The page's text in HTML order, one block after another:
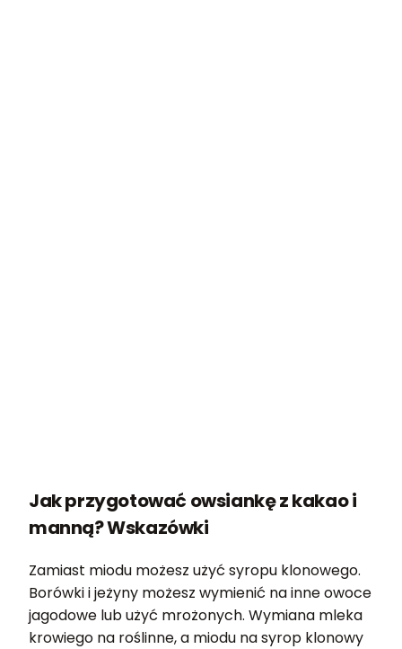
Jak przygotować owsiankę z kakao i
manną? Wskazówki
Zamiast miodu możesz użyć syropu klonowego.
Borówki i jeżyny możesz wymienić na inne owoce
jagodowe lub użyć mrożonych. Wymiana mleka
krowiego na roślinne, a miodu na syrop klonowy